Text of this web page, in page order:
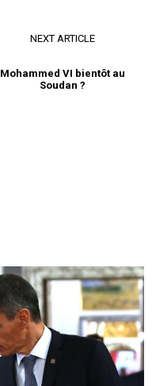
NEXT ARTICLE
Mohammed VI bientôt au
Soudan ?